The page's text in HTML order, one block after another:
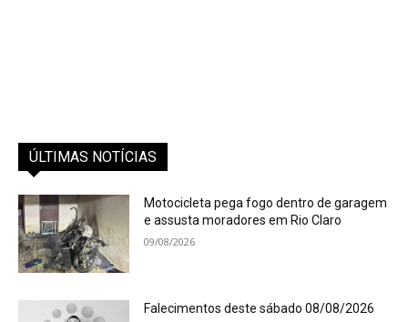
ÚLTIMAS NOTÍCIAS
Motocicleta pega fogo dentro de garagem
e assusta moradores em Rio Claro
09/08/2026
Falecimentos deste sábado 08/08/2026